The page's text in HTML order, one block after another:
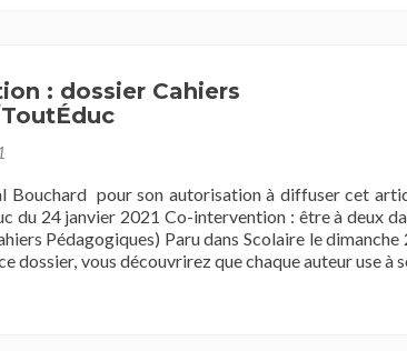
: dossier Cahiers
Bouchard pour son autorisation à diffuser cet
du 24 janvier 2021 Co-intervention : être à deux
Pédagogiques) Paru dans Scolaire le dimanche
dossier, vous découvrirez que chaque auteur use à